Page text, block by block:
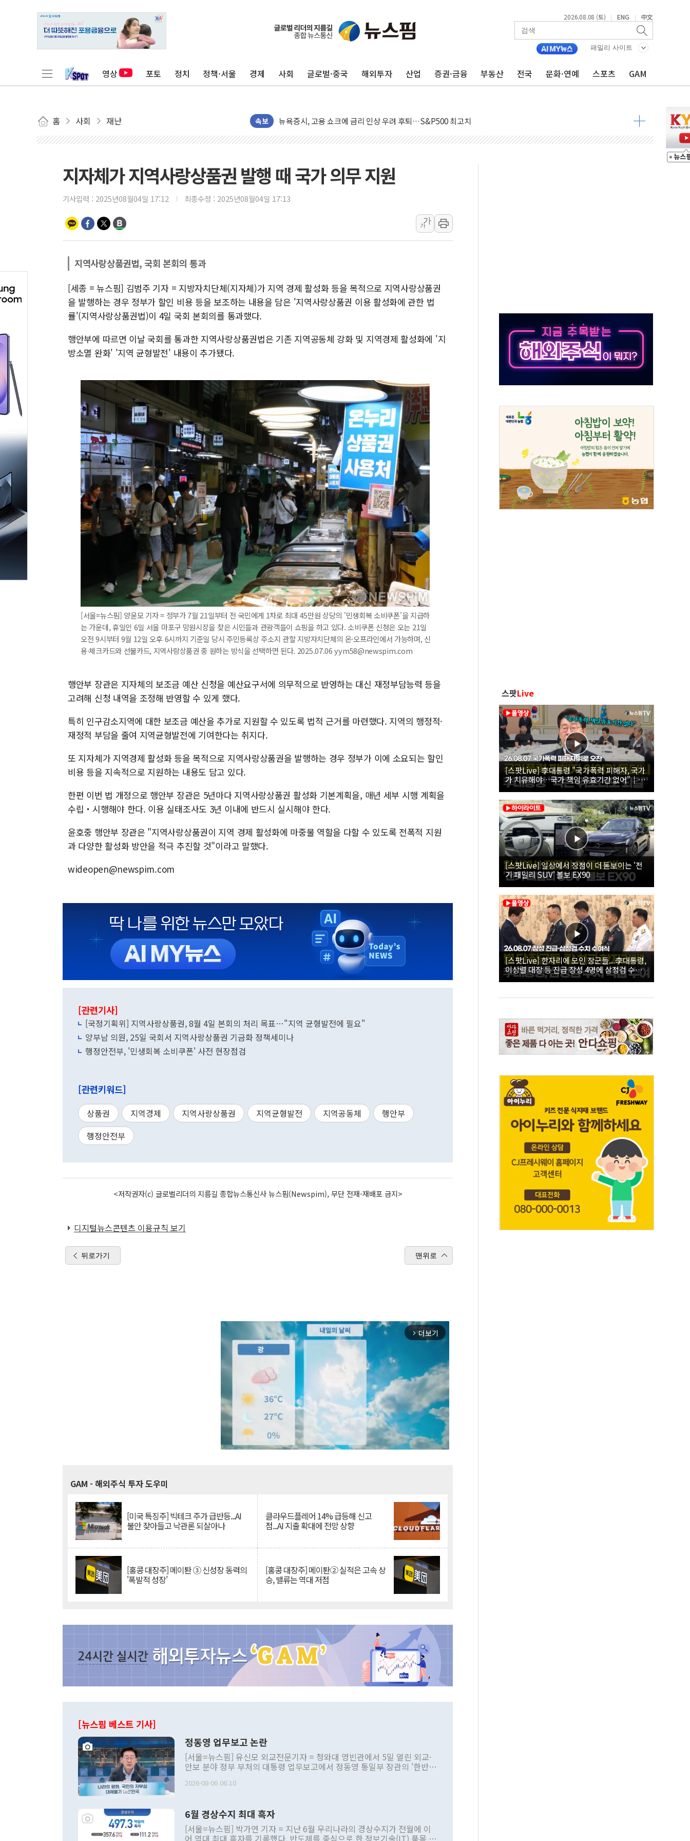
2026.08.08 (토) | ENG | 中文
패밀리 사이트
영상 포토 정치 정책·서울 경제 사회 글로벌·중국 해외투자 산업 증권·금융 부동산 전국 문화·연예 스포츠 GAM
홈 사회 재난 속보
민주, 오늘 제주·인천 경선 결과 발표...'김민석 재역전 vs 정청래 격차 확대'
한상협, 업계 개인정보 보안 새판 짠다…'자율규제단체' 타진
트럼프, 쿡 연준 이사 해임 재추진…"26일까지 의혹 소명" 요구
유럽증시, 美 고용 예상 밖 부진에 연준 금리 인상 가능성 낮아지며 상승… STOXX 600 지수는 나흘 연속 최고치
[종합] 이슬람 수니파 3국, '공동방위협정' 체결… 이스라엘·이란 위협에 맞설 자체 억지력 강화
트럼프, 백신·자폐증 행정명령 검토…"이르면 다음 주"
美 항소법원, 백악관 무도회장 공사 중단 명령…트럼프 제동
이란 핵심 원유 수출항 '하르그섬', 최근 1주일 이상 '올스톱'… 美 해상봉쇄 영향
美 고용 쇼크에 엔화 장중 급등…시장은 "또 개입했나" 촉각
[AI MY 뉴스] 뉴욕 반도체주 프리뷰...美 고용 쇼크에 반도체주 '활짝'
[사진] 이슬람 수니파 3개국, 공동방위협정 체결
뉴욕증시 개장 전 특징주...아틀라시안·클라우드플레어·태양광주↑ VS 트레이드데스크·웬디스↓
트럼프 "금리 내려야"…파월 때와 달리 워시엔 톤 낮춰
李 "해남 태양광, 대한민국 다음 100년 밑거름…수도권 집중 완화 전환점"
지자체가 지역사랑상품권 발행 때 국가 의무 지원
기사입력 : 2025년08월04일 17:12 최종수정 : 2025년08월04일 17:13
가
가
지역사랑상품권법, 국회 본회의 통과
[세종 = 뉴스핌] 김범주 기자 = 지방자치단체(지자체)가 지역 경제 활성화 등을 목적으로 지역사랑상품권
을 발행하는 경우 정부가 할인 비용 등을 보조하는 내용을 담은 '지역사랑상품권 이용 활성화에 관한 법
률'(지역사랑상품권법)이 4일 국회 본회의를 통과했다.
행안부에 따르면 이날 국회를 통과한 지역사랑상품권법은 기존 지역공동체 강화 및 지역경제 활성화에 '지
방소멸 완화' '지역 균형발전' 내용이 추가됐다.
[서울=뉴스핌] 양윤모 기자 = 정부가 7월 21일부터 전 국민에게 1차로 최대 45만원 상당의 '민생회복 소비쿠폰'을 지급하
는 가운데, 휴일인 6일 서울 마포구 망원시장을 찾은 시민들과 관광객들이 쇼핑을 하고 있다. 소비쿠폰 신청은 오는 21일
오전 9시부터 9월 12일 오후 6시까지 기준일 당시 주민등록상 주소지 관할 지방자치단체의 온·오프라인에서 가능하며, 신
용·체크카드와 선불카드, 지역사랑상품권 중 원하는 방식을 선택하면 된다. 2025.07.06 yym58@newspim.com
행안부 장관은 지자체의 보조금 예산 신청을 예산요구서에 의무적으로 반영하는 대신 재정부담능력 등을
고려해 신청 내역을 조정해 반영할 수 있게 했다.
특히 인구감소지역에 대한 보조금 예산을 추가로 지원할 수 있도록 법적 근거를 마련했다. 지역의 행정적·
재정적 부담을 줄여 지역균형발전에 기여한다는 취지다.
또 지자체가 지역경제 활성화 등을 목적으로 지역사랑상품권을 발행하는 경우 정부가 이에 소요되는 할인
비용 등을 지속적으로 지원하는 내용도 담고 있다.
한편 이번 법 개정으로 행안부 장관은 5년마다 지역사랑상품권 활성화 기본계획을, 매년 세부 시행 계획을
수립‧시행해야 한다. 이용 실태조사도 3년 이내에 반드시 실시해야 한다.
윤호중 행안부 장관은 "지역사랑상품권이 지역 경제 활성화에 마중물 역할을 다할 수 있도록 전폭적 지원
과 다양한 활성화 방안을 적극 추진할 것"이라고 말했다.
wideopen@newspim.com
[관련기사]
[국정기획위] 지역사랑상품권, 8월 4일 본회의 처리 목표…"지역 균형발전에 필요"
양부남 의원, 25일 국회서 지역사랑상품권 기금화 정책세미나
행정안전부, '민생회복 소비쿠폰' 사전 현장점검
[관련키워드]
상품권 지역경제 지역사랑상품권 지역균형발전 지역공동체
행안부
행정안전부
<저작권자(c) 글로벌리더의 지름길 종합뉴스통신사 뉴스핌(Newspim), 무단 전재-재배포 금지>
디지털뉴스콘텐츠 이용규칙 보기
뒤로가기 맨위로
arrow_forward_ios 더보기
GAM - 해외주식 투자 도우미
[미국 특징주] 빅테크 주가 급반등...AI
불안 잦아들고 낙관론 되살아나
클라우드플레어 14% 급등해 신고
점...AI 지출 확대에 전망 상향
[홍콩 대장주] 메이퇀 ③ 신성장 동력의
'폭발적 성장'
[홍콩 대장주] 메이퇀② 실적은 고속 상
승, 밸류는 역대 저점
[뉴스핌 베스트 기사]
정동영 업무보고 논란
[서울=뉴스핌] 유신모 외교전문기자 = 청와대 영빈관에서 5일 열린 외교·
안보 분야 정부 부처의 대통령 업무보고에서 정동영 통일부 장관의 '한반도
발언 중에는 정부 내 조율을 거치지 않은 사안을 정책으로 추진하겠다고 공
주의적 희망에 근거한 비현실적 구상'이라는 비판을 내놨다. 그동안 정 장
관의 대북 정책 관련 발언이 물의를 빚은 적은 여러 번 있지만 대통령과 유
관 부처 장관이 공개적으로 부정적 입장을 표명한 것은 이례적이다. 정 장
2026-08-06 06:10
6월 경상수지 최대 흑자
[서울=뉴스핌] 박가연 기자 = 지난 6월 우리나라의 경상수지가 전월에 이
스팟Live
[스팟Live] 李대통령 "국가폭력 피해자, 국가
가 치유해야…국가 책임 유효기간 없어"｜
26.08.07 국가폭력 피해자 위로 오찬
[스팟Live] 일상에서 장점이 더 돋보이는 '전
기 패밀리 SUV' 볼보 EX90
[스팟Live] 한자리에 모인 장군들...李대통령,
이상렬 대장 등 진급 장성 4명에 삼정검 수치
직접 수여｜26.08.07 장성 진급·삼정검 수치